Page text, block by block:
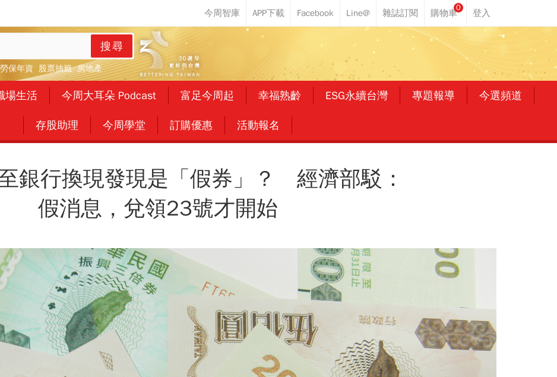
0
搜尋
勞保年資 股票抽籤 房地產
場生活 今周大耳朵 Podcast 富足今周起 幸福熟齡 ESG永續台灣 專題報導 今選頻道
存股助理 今周學堂 訂購優惠 活動報名
銀行換現發現是「假券」？ 經濟部駁：
假消息，兌領23號才開始